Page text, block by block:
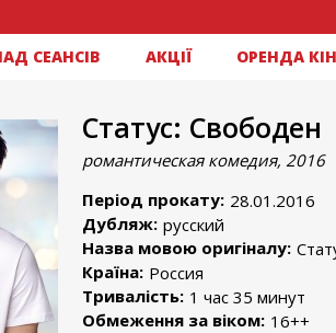
СЕАНСІВ АКЦІЇ ОРЕНДА
Статус: Свободен
романтическая комедия, 2016
Період прокату: 28.01.2016
Дубляж: русский
Назва мовою оригіналу:
Країна: Россия
Тривалість: 1 час 35 минут
Обмеження за віком: 16++